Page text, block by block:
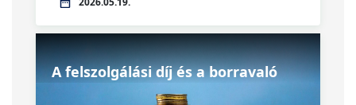
A felszolgálási díj és a borravaló